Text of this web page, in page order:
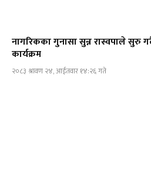
नागरिकका गुनासा सुन्न रास्वपाले सुरु
कार्यक्रम
२०८३ श्रावण २४, आईतवार १४:२६ गते